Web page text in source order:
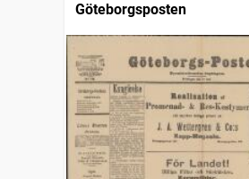
Göteborgsposten